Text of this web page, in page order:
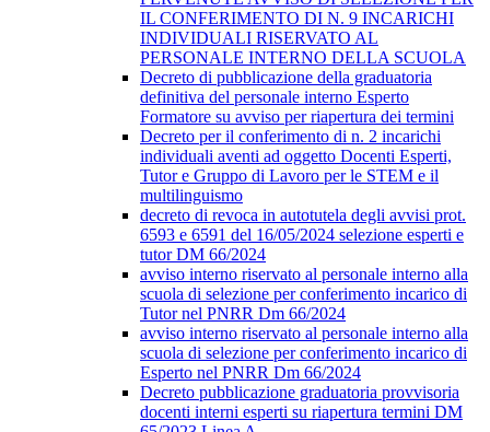
IL CONFERIMENTO DI N. 9 INCARICHI
INDIVIDUALI RISERVATO AL
PERSONALE INTERNO DELLA SCUOLA
Decreto di pubblicazione della graduatoria
definitiva del personale interno Esperto
Formatore su avviso per riapertura dei termini
Decreto per il conferimento di n. 2 incarichi
individuali aventi ad oggetto Docenti Esperti,
Tutor e Gruppo di Lavoro per le STEM e il
multilinguismo
decreto di revoca in autotutela degli avvisi prot.
6593 e 6591 del 16/05/2024 selezione esperti e
tutor DM 66/2024
avviso interno riservato al personale interno alla
scuola di selezione per conferimento incarico di
Tutor nel PNRR Dm 66/2024
avviso interno riservato al personale interno alla
scuola di selezione per conferimento incarico di
Esperto nel PNRR Dm 66/2024
Decreto pubblicazione graduatoria provvisoria
docenti interni esperti su riapertura termini DM